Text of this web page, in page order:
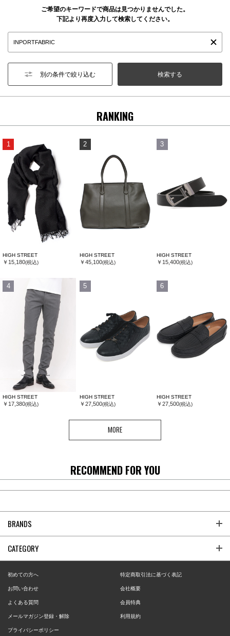
ご希望のキーワードで商品は見つかりませんでした。
下記より再度入力して検索してください。
別の条件で絞り込む
RANKING
1
HIGH STREET
￥15,180(税込)
2
HIGH STREET
￥45,100(税込)
3
HIGH STREET
￥15,400(税込)
4
HIGH STREET
￥17,380(税込)
5
HIGH STREET
￥27,500(税込)
6
HIGH STREET
￥27,500(税込)
MORE
RECOMMEND FOR YOU
BRANDS
CATEGORY
初めての方へ 特定商取引法に基づく表記
お問い合わせ 会社概要
よくある質問 会員特典
メールマガジン登録・解除 利用規約
プライバシーポリシー